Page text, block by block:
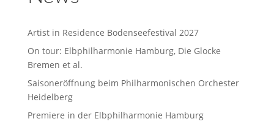
Artist in Residence Bodenseefestival 2027
On tour: Elbphilharmonie Hamburg, Die Glocke
Bremen et al.
Saisoneröffnung beim Philharmonischen Orchester
Heidelberg
Premiere in der Elbphilharmonie Hamburg